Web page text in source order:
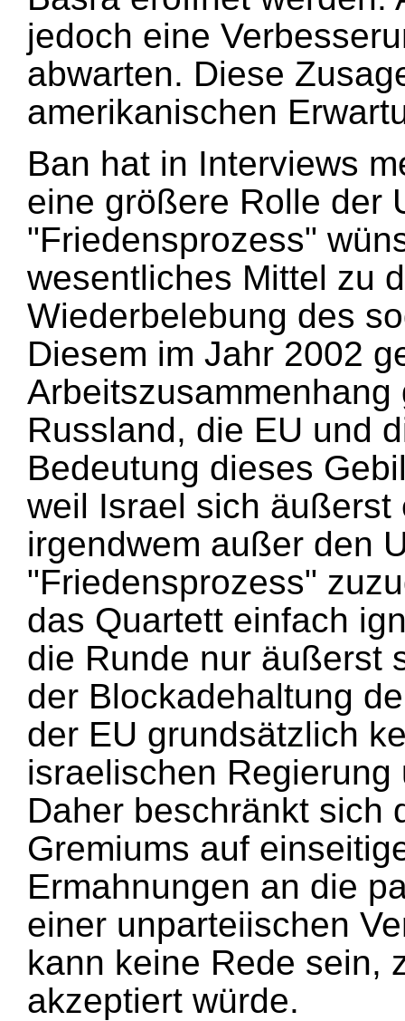
jedoch eine
abwarten. Diese
amerikanischen
Ban hat in Interviews
eine größere Rolle der
"Friedensprozess"
wesentliches Mittel zu
Wiederbelebung des
Diesem im Jahr 2002
Russland, die EU und
Bedeutung dieses
weil Israel sich äußerst
irgendwem außer den
"Friedensprozess"
das Quartett einfach
die Runde nur äußerst
der Blockadehaltung
der EU grundsätzlich
israelischen
Daher beschränkt sich
Gremiums auf
Ermahnungen an die
einer unparteiischen
kann keine Rede sein,
akzeptiert würde.